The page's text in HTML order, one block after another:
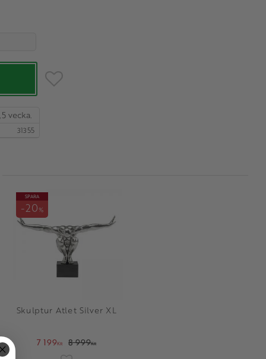
Lägg till i favoriter
vecka.
31355
Skulptur Atlet Silver XL
7 199KR 8 999KR
SPARA
20%